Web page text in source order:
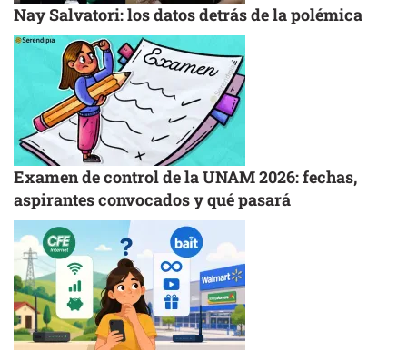
Nay Salvatori: los datos detrás de la polémica
Examen de control de la UNAM 2026: fechas,
aspirantes convocados y qué pasará